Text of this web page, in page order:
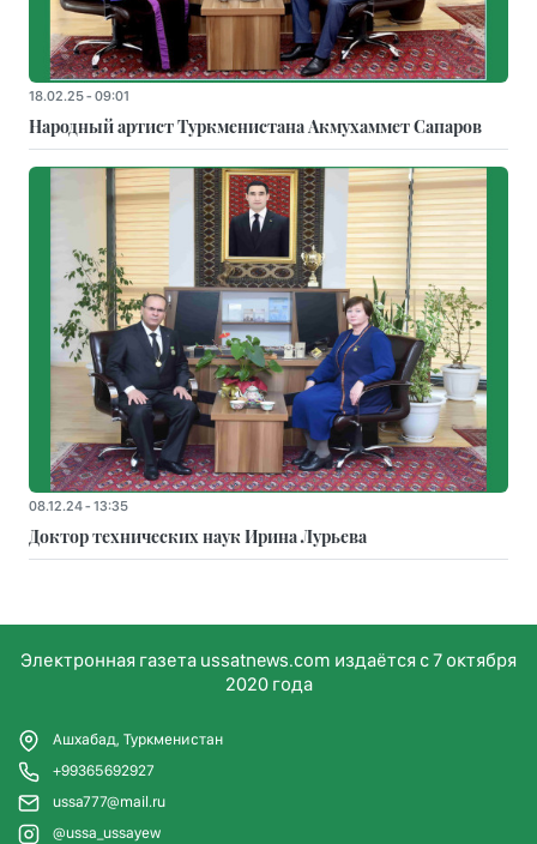
18.02.25 - 09:01
Народный артист Туркменистана Акмухаммет Сапаров
08.12.24 - 13:35
Доктор технических наук Ирина Лурьева
Электронная газета ussatnews.com издаётся с 7 октября
2020 года
Ашхабад, Туркменистан
+99365692927
ussa777@mail.ru
@ussa_ussayew